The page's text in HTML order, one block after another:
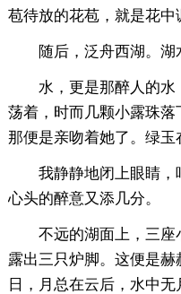
苞待放的花苞，就是花中
随后，泛舟西湖。湖
水，更是那醉人的水
荡着，时而几颗小露珠落
那便是亲吻着她了。绿玉
我静静地闭上眼睛，
心头的醉意又添几分。
不远的湖面上，三座
露出三只炉脚。这便是
日，月总在云后，水中